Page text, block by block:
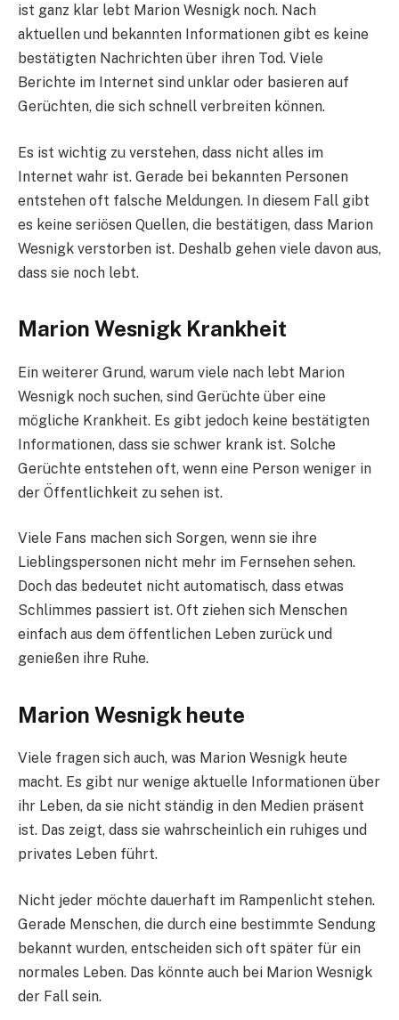
ist ganz klar lebt Marion Wesnigk noch. Nach
aktuellen und bekannten Informationen gibt es keine
bestätigten Nachrichten über ihren Tod. Viele
Berichte im Internet sind unklar oder basieren auf
Gerüchten, die sich schnell verbreiten können.
Es ist wichtig zu verstehen, dass nicht alles im
Internet wahr ist. Gerade bei bekannten Personen
entstehen oft falsche Meldungen. In diesem Fall gibt
es keine seriösen Quellen, die bestätigen, dass Marion
Wesnigk verstorben ist. Deshalb gehen viele davon aus,
dass sie noch lebt.
Marion Wesnigk Krankheit
Ein weiterer Grund, warum viele nach lebt Marion
Wesnigk noch suchen, sind Gerüchte über eine
mögliche Krankheit. Es gibt jedoch keine bestätigten
Informationen, dass sie schwer krank ist. Solche
Gerüchte entstehen oft, wenn eine Person weniger in
der Öffentlichkeit zu sehen ist.
Viele Fans machen sich Sorgen, wenn sie ihre
Lieblingspersonen nicht mehr im Fernsehen sehen.
Doch das bedeutet nicht automatisch, dass etwas
Schlimmes passiert ist. Oft ziehen sich Menschen
einfach aus dem öffentlichen Leben zurück und
genießen ihre Ruhe.
Marion Wesnigk heute
Viele fragen sich auch, was Marion Wesnigk heute
macht. Es gibt nur wenige aktuelle Informationen über
ihr Leben, da sie nicht ständig in den Medien präsent
ist. Das zeigt, dass sie wahrscheinlich ein ruhiges und
privates Leben führt.
Nicht jeder möchte dauerhaft im Rampenlicht stehen.
Gerade Menschen, die durch eine bestimmte Sendung
bekannt wurden, entscheiden sich oft später für ein
normales Leben. Das könnte auch bei Marion Wesnigk
der Fall sein.